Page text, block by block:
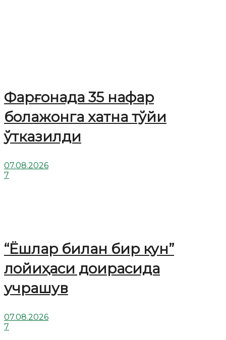
Фарғонада 35 нафар
болажонга хатна тўйи
ўтказилди
07.08.2026
7
“Ёшлар билан бир кун”
лойиҳаси доирасида
учрашув
07.08.2026
7